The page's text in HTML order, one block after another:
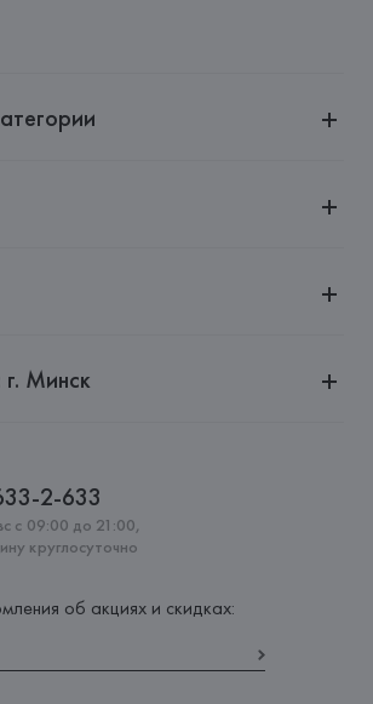
Минск
2-633
с 09:00 до 21:00,
круглосуточно
об акциях и скидках: